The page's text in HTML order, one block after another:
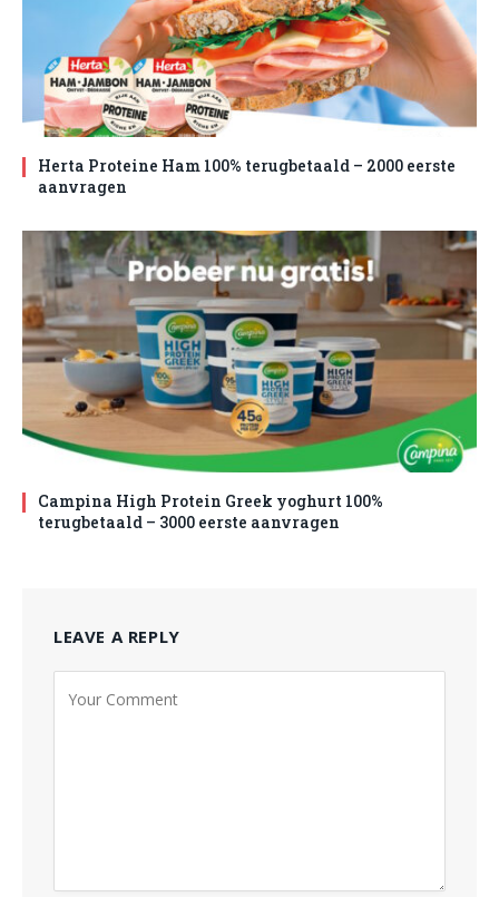
Herta Proteine Ham 100% terugbetaald – 2000 eerste
aanvragen
Campina High Protein Greek yoghurt 100%
terugbetaald – 3000 eerste aanvragen
LEAVE A REPLY